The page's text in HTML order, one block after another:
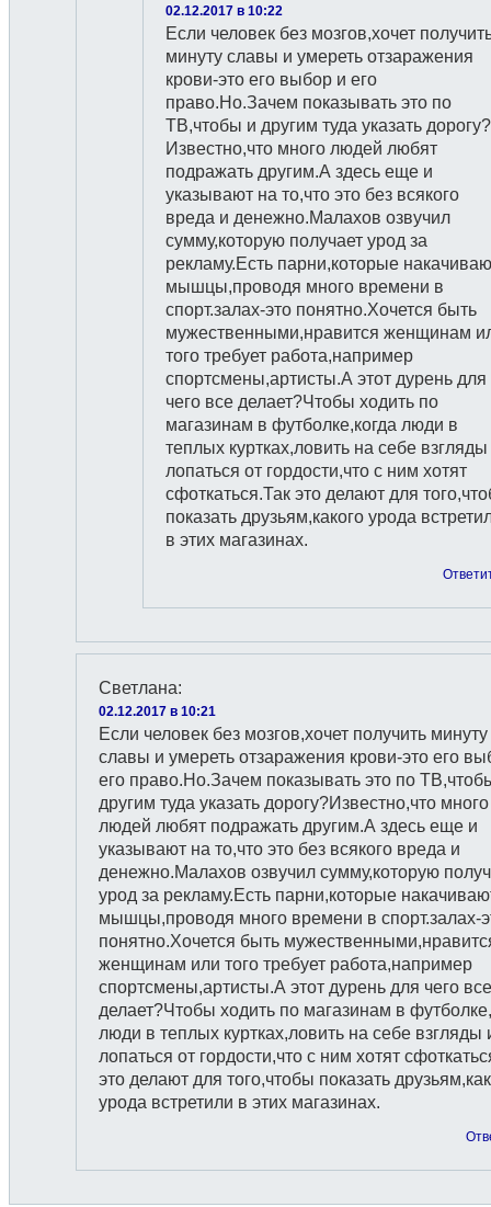
02.12.2017 в 10:22
Если человек без мозгов,хочет
минуту славы и умереть отзаражения
крови-это его выбор и его
право.Но.Зачем показывать это по
ТВ,чтобы и другим туда указать дорогу?
Известно,что много людей любят
подражать другим.А здесь еще и
указывают на то,что это без всякого
вреда и денежно.Малахов озвучил
сумму,которую получает урод за
рекламу.Есть парни,которые
мышцы,проводя много времени в
спорт.залах-это понятно.Хочется быть
мужественными,нравится женщинам
того требует работа,например
спортсмены,артисты.А этот дурень для
чего все делает?Чтобы ходить по
магазинам в футболке,когда люди в
теплых куртках,ловить на себе взгляды
лопаться от гордости,что с ним хотят
сфоткаться.Так это делают для
показать друзьям,какого урода
в этих магазинах.
Светлана:
02.12.2017 в 10:21
Если человек без мозгов,хочет получить минуту
славы и умереть отзаражения крови-это его
его право.Но.Зачем показывать это по
другим туда указать дорогу?Известно,что много
людей любят подражать другим.А здесь еще и
указывают на то,что это без всякого вреда и
денежно.Малахов озвучил сумму,которую
урод за рекламу.Есть парни,которые
мышцы,проводя много времени в спорт.залах-
понятно.Хочется быть
женщинам или того требует работа,например
спортсмены,артисты.А этот дурень для чего все
делает?Чтобы ходить по магазинам в
люди в теплых куртках,ловить на себе взгляды
лопаться от гордости,что с ним хотят
это делают для того,чтобы показать
урода встретили в этих магазинах.